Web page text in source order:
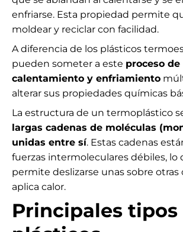
enfriarse. Esta propiedad permite
moldear y reciclar con facilidad.
A diferencia de los plásticos
pueden someter a este proceso de
calentamiento y enfriamiento
alterar sus propiedades químicas
La estructura de un termoplástico
largas cadenas de moléculas
unidas entre sí. Estas cadenas
fuerzas intermoleculares débiles, lo
permite deslizarse unas sobre otras
aplica calor.
Principales tipos